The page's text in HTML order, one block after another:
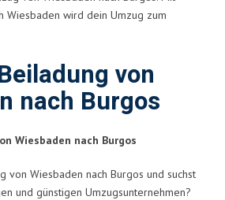
Wiesbaden wird dein Umzug zum
von
nach Burgos
Wiesbaden nach Burgos
von Wiesbaden nach Burgos und suchst
und günstigen Umzugsunternehmen?